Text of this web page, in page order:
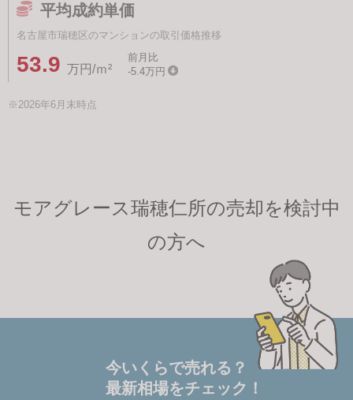
平均成約単価
名古屋市瑞穂区のマンションの取引価格推移
53.9 万円/ｍ²
前月比
-5.4万円
※2026年6月末時点
モアグレース瑞穂仁所の売却を検討中
の方へ
今いくらで売れる？
最新相場をチェック！